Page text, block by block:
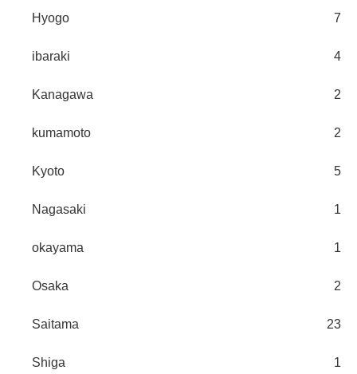
Hyogo 7
ibaraki 4
Kanagawa 2
kumamoto 2
Kyoto 5
Nagasaki 1
okayama 1
Osaka 2
Saitama 23
Shiga 1